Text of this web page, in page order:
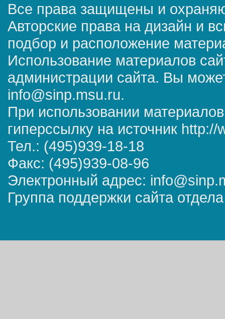
Все права защищены и
Авторские права на дизайн и
подбор и расположение
Использование материалов
администрации сайта. Вы
info@sinp.msu.ru.
При использовании
гиперссылку на источник
Тел.: (495)939-18-18
Факс: (495)939-08-96
Электронный адрес:
Группа поддержки сайта